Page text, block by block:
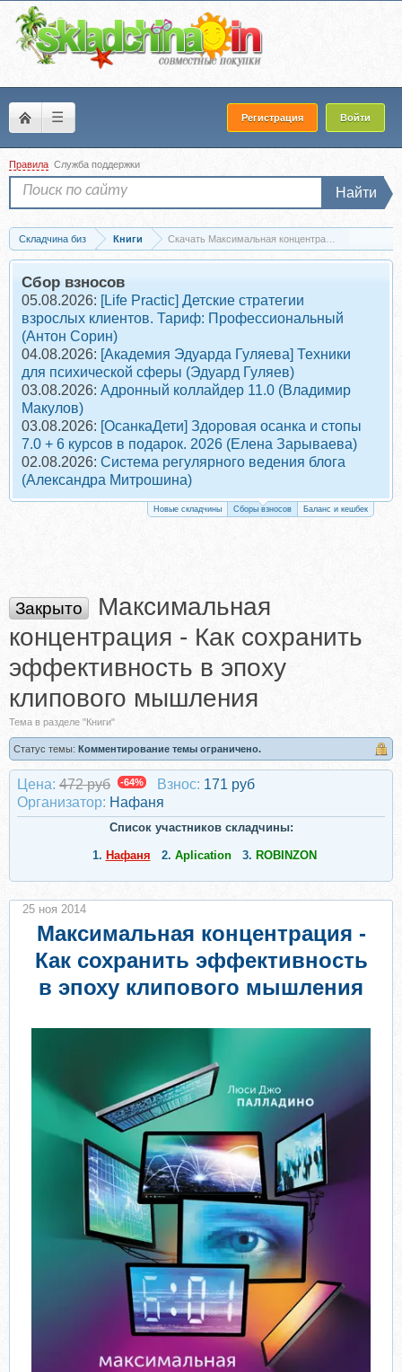
☰ Регистрация Войти
Правила Служба поддержки
Найти
Складчина биз Книги Скачать Максимальная концентрация - Как
Сбор взносов
05.08.2026: [Life Practic] Детские стратегии
взрослых клиентов. Тариф: Профессиональный
(Антон Сорин)
04.08.2026: [Академия Эдуарда Гуляева] Техники
для психической сферы (Эдуард Гуляев)
03.08.2026: Адронный коллайдер 11.0 (Владимир
Макулов)
03.08.2026: [ОсанкаДети] Здоровая осанка и стопы
7.0 + 6 курсов в подарок. 2026 (Елена Зарываева)
02.08.2026: Система регулярного ведения блога
(Александра Митрошина)
Новые складчины Сборы взносов Баланс и кешбек
Закрыто
Максимальная
концентрация - Как сохранить
эффективность в эпоху
клипового мышления
Тема в разделе "Книги"
Статус темы: Комментирование темы ограничено.
Цена: 472 руб -64% Взнос: 171 руб
Организатор: Нафаня
Список участников складчины:
1. Нафаня 2. Aplication 3. ROBINZON
Максимальная концентрация -
Как сохранить эффективность
в эпоху клипового мышления
25 ноя 2014